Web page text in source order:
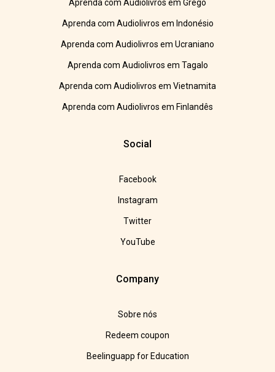
Aprenda com Audiolivros em Grego
Aprenda com Audiolivros em Indonésio
Aprenda com Audiolivros em Ucraniano
Aprenda com Audiolivros em Tagalo
Aprenda com Audiolivros em Vietnamita
Aprenda com Audiolivros em Finlandês
Social
Facebook
Instagram
Twitter
YouTube
Company
Sobre nós
Redeem coupon
Beelinguapp for Education